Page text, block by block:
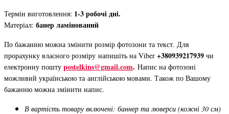
Термін виготовлення: 1-3 робочі дні.
Матеріал: банер ламінований
По бажанню можна змінити розмір фотозони та текст. Для
прорахунку власного розміру напишіть на Viber +380939217939 чи
електронну пошту postelkins@gmail.com. Напис на фотозоні
можливий українською та англійською мовами. Також по Вашому
бажанню можна змінити напис.
В вартість товару включені: баннер та люверси (кожні 30 см)